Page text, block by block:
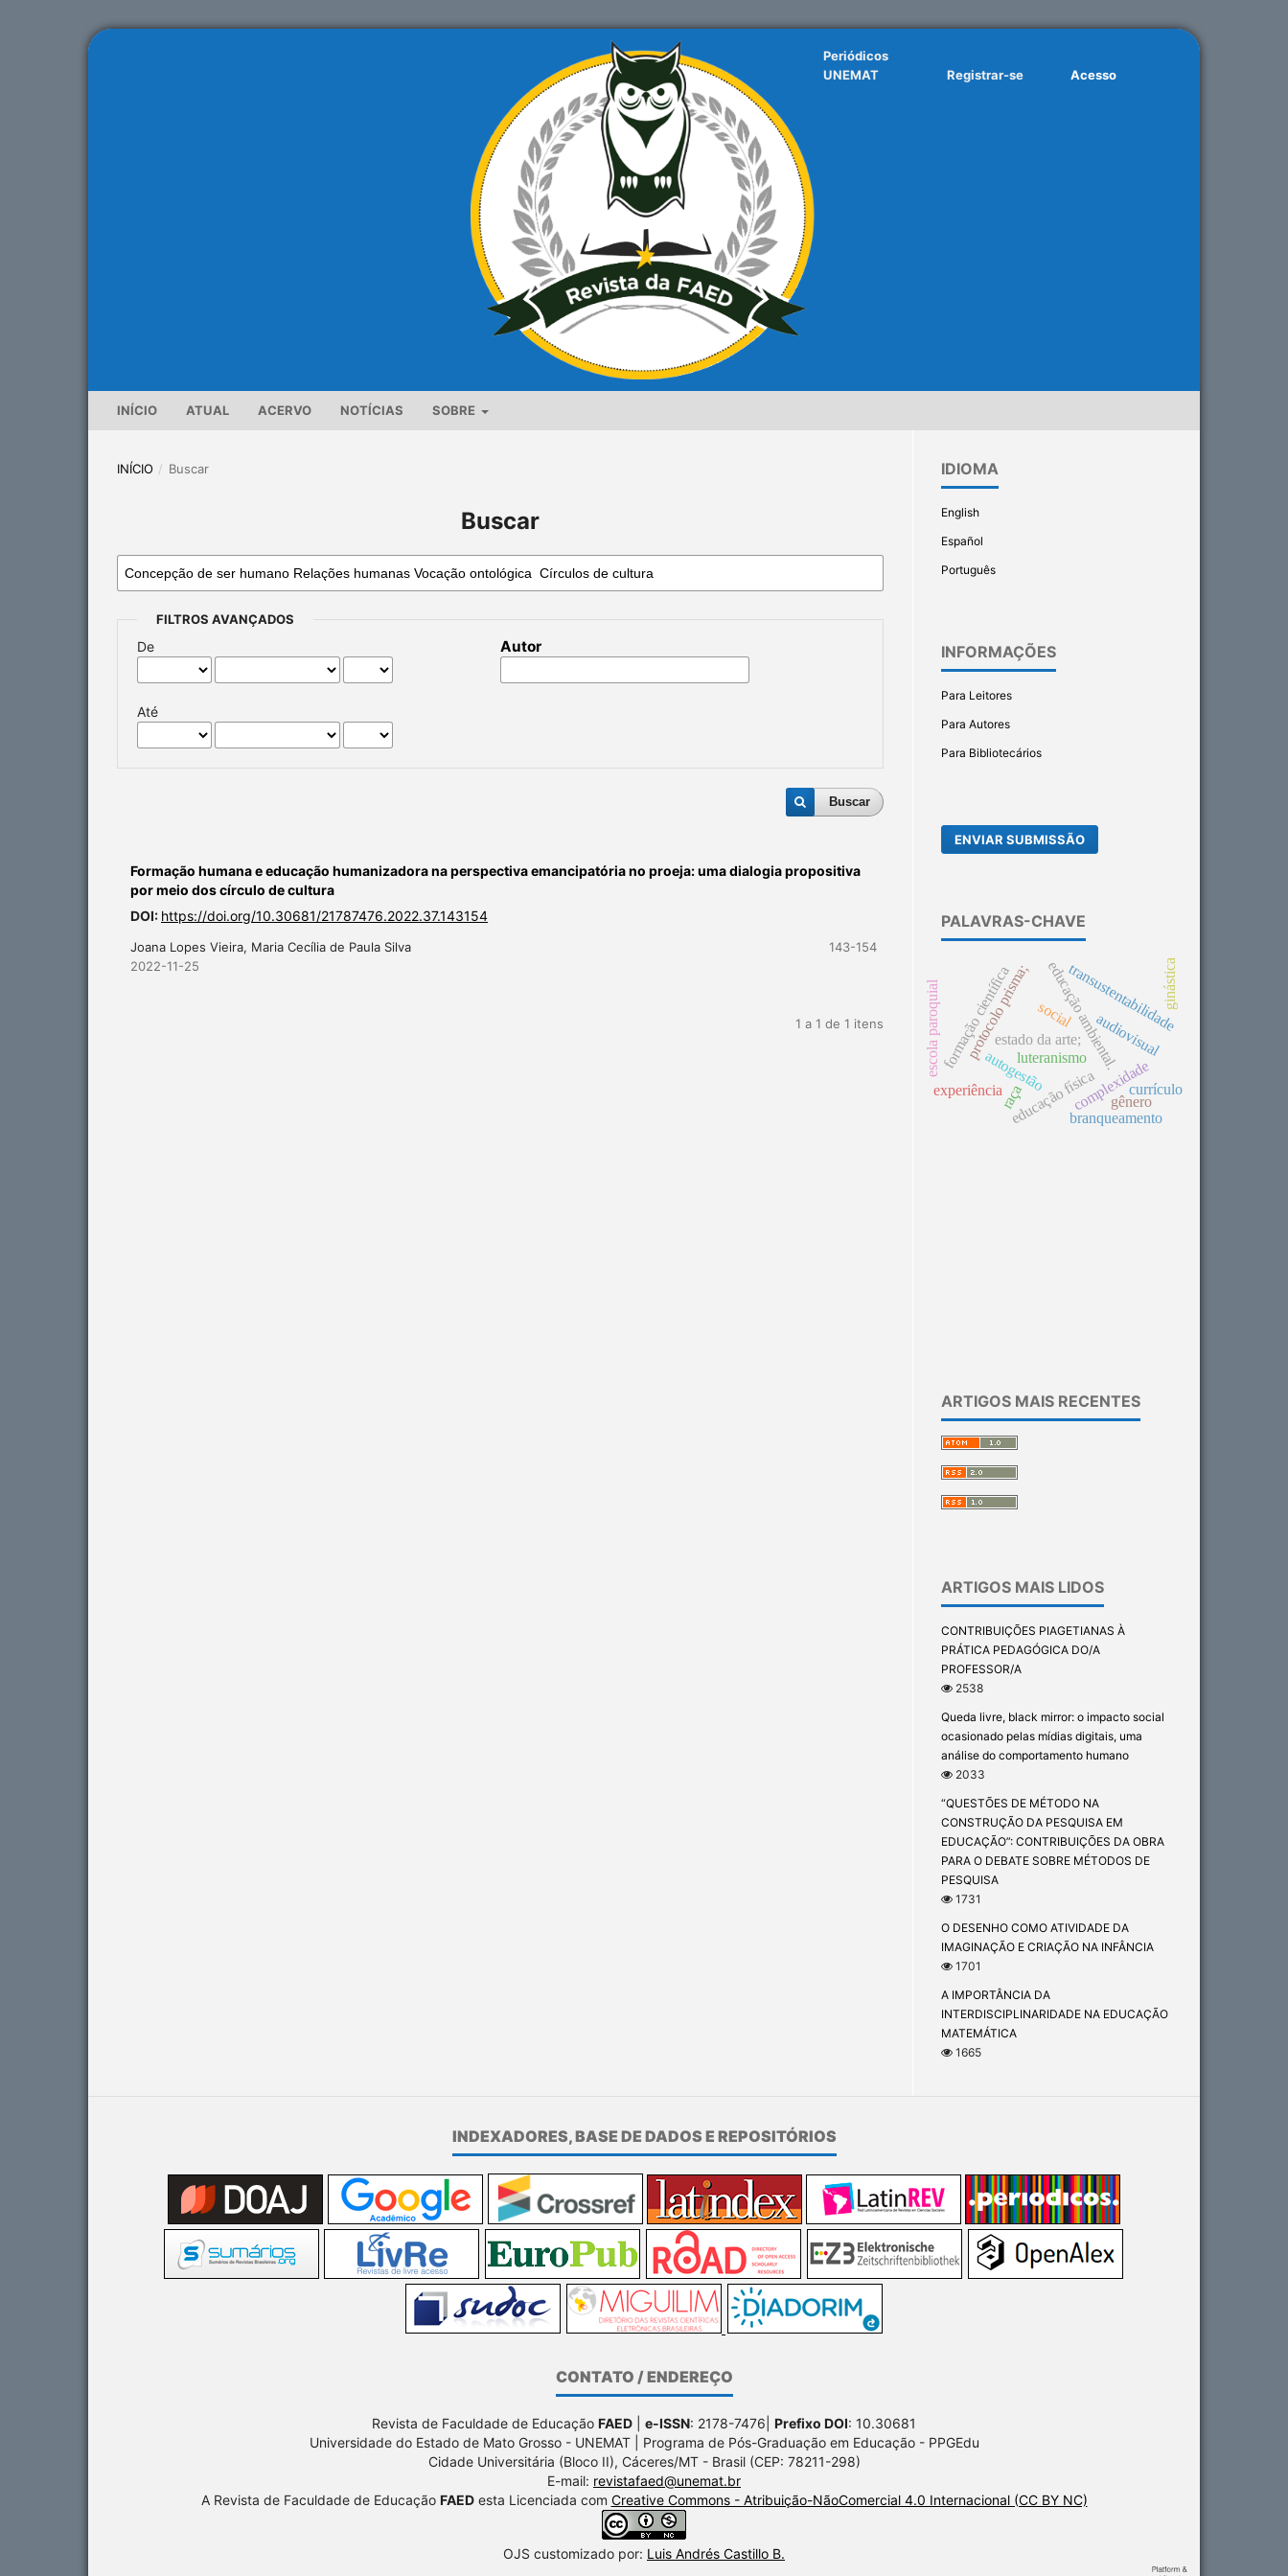
INÍCIO ATUAL ACERVO NOTÍCIAS SOBRE
Periódicos
UNEMAT
Registrar-se Acesso
INÍCIO / Buscar
Buscar
FILTROS AVANÇADOS
De
Até
Autor
Buscar
Formação humana e educação humanizadora na perspectiva emancipatória no proeja: uma dialogia propositiva
por meio dos círculo de cultura
DOI: https://doi.org/10.30681/21787476.2022.37.143154
Joana Lopes Vieira, Maria Cecília de Paula Silva
143-154
2022-11-25
1 a 1 de 1 itens
IDIOMA
English
Español
Português
INFORMAÇÕES
Para Leitores
Para Autores
Para Bibliotecários
ENVIAR SUBMISSÃO
PALAVRAS-CHAVE
estado da arte;
protocolo prisma;educação ambiental.
autogestão
transustentabilidade
complexidade
formação científica
escola paroquial luteranismo
branqueamento
educação física
ginástica
audiovisual
gênero
raça
experiência
social
currículo
ARTIGOS MAIS RECENTES
ARTIGOS MAIS LIDOS
CONTRIBUIÇÕES PIAGETIANAS À
PRÁTICA PEDAGÓGICA DO/A
PROFESSOR/A
2538
Queda livre, black mirror: o impacto social
ocasionado pelas mídias digitais, uma
análise do comportamento humano
2033
“QUESTÕES DE MÉTODO NA
CONSTRUÇÃO DA PESQUISA EM
EDUCAÇÃO”: CONTRIBUIÇÕES DA OBRA
PARA O DEBATE SOBRE MÉTODOS DE
PESQUISA
1731
O DESENHO COMO ATIVIDADE DA
IMAGINAÇÃO E CRIAÇÃO NA INFÂNCIA
1701
A IMPORTÂNCIA DA
INTERDISCIPLINARIDADE NA EDUCAÇÃO
MATEMÁTICA
1665
INDEXADORES, BASE DE DADOS E REPOSITÓRIOS
CONTATO / ENDEREÇO
Revista de Faculdade de Educação FAED e-ISSN: 2178-7476| Prefixo DOI: 10.30681
Universidade do Estado de Mato Grosso - UNEMAT | Programa de Pós-Graduação em Educação - PPGEdu
Cidade Universitária (Bloco II), Cáceres/MT - Brasil (CEP: 78211-298)
E-mail: revistafaed@unemat.br
A Revista de Faculdade de Educação FAEDesta Licenciada com Creative Commons - Atribuição-NãoComercial 4.0 Internacional (CC BY NC)
OJS customizado por: Luis Andrés Castillo B.